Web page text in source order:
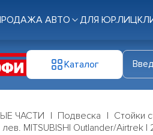
АВТО ДЛЯ ЮР.ЛИЦ
Каталог
ЧАСТИ Подвеска
Стойки
MITSUBISHI Outlander/Airtrek